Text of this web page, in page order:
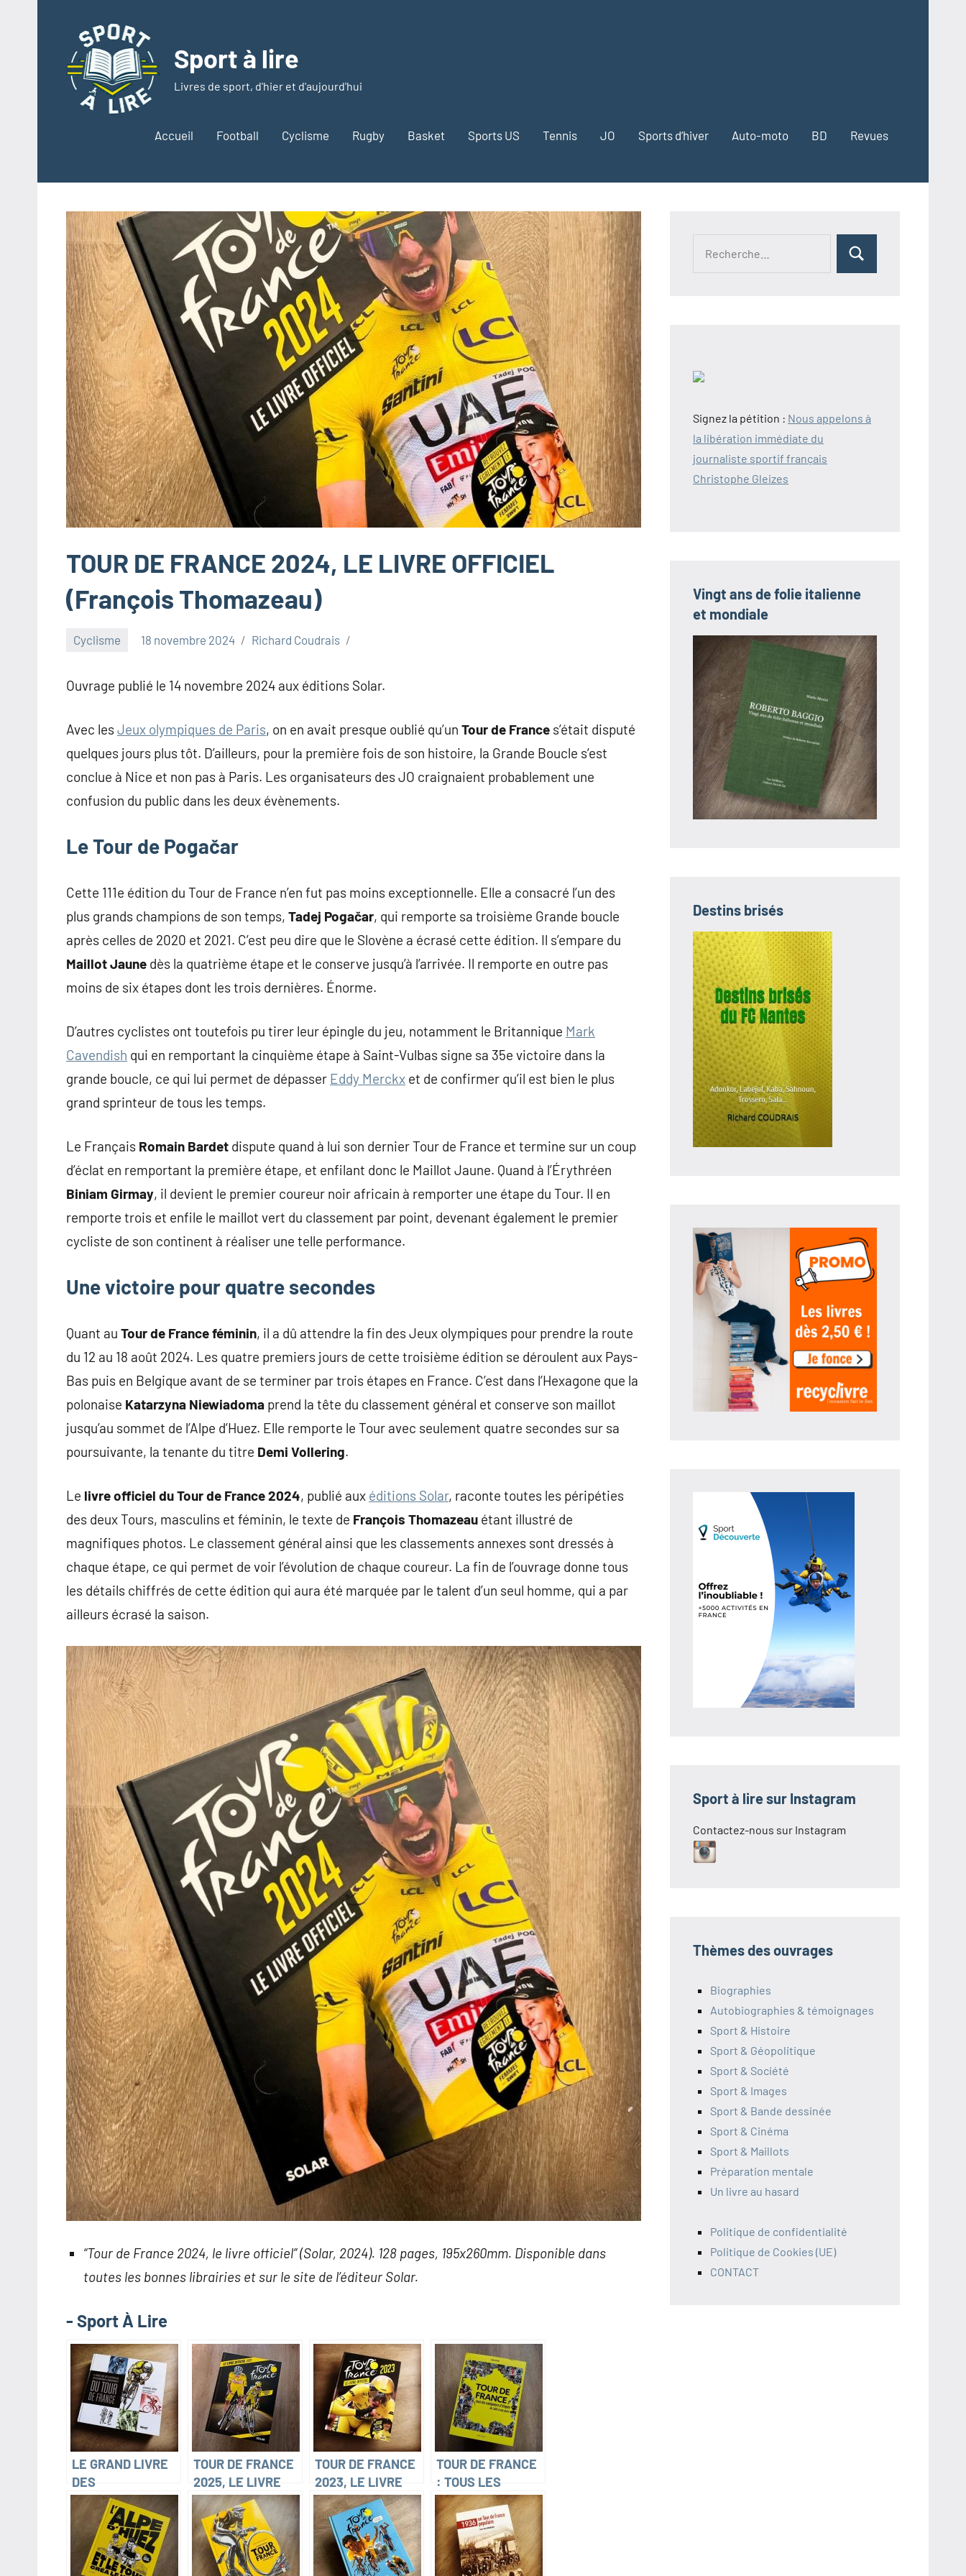
contenu
Sport à lire
Livres de sport, d'hier et d'aujourd'hui
Accueil Football Cyclisme Rugby Basket Sports US Tennis JO Sports d’hiver Auto-moto BD Revues
TOUR DE FRANCE 2024, LE LIVRE OFFICIEL
(François Thomazeau)
Cyclisme 18 novembre 2024 Richard Coudrais
Ouvrage publié le 14 novembre 2024 aux éditions Solar.
Avec lesJeux olympiques de Paris, on en avait presque oublié qu’un Tour de France s’était disputé
quelques jours plus tôt. D’ailleurs, pour la première fois de son histoire, la Grande Boucle s’est
conclue à Nice et non pas à Paris. Les organisateurs des JO craignaient probablement une
confusion du public dans les deux évènements.
Le Tour de Pogačar
Cette 111e édition du Tour de France n’en fut pas moins exceptionnelle. Elle a consacré l’un des
plus grands champions de son temps, Tadej Pogačar, qui remporte sa troisième Grande boucle
après celles de 2020 et 2021. C’est peu dire que le Slovène a écrasé cette édition. Il s’empare du
Maillot Jaune dès la quatrième étape et le conserve jusqu’à l’arrivée. Il remporte en outre pas
moins de six étapes dont les trois dernières. Énorme.
D’autres cyclistes ont toutefois pu tirer leur épingle du jeu, notamment le Britannique Mark
Cavendish qui en remportant la cinquième étape à Saint-Vulbas signe sa 35e victoire dans la
grande boucle, ce qui lui permet de dépasser Eddy Merckx et de confirmer qu’il est bien le plus
grand sprinteur de tous les temps.
Le Français Romain Bardet dispute quand à lui son dernier Tour de France et termine sur un coup
d’éclat en remportant la première étape, et enfilant donc le Maillot Jaune. Quand à l’Érythréen
Biniam Girmay, il devient le premier coureur noir africain à remporter une étape du Tour. Il en
remporte trois et enfile le maillot vert du classement par point, devenant également le premier
cycliste de son continent à réaliser une telle performance.
Une victoire pour quatre secondes
Quant au Tour de France féminin, il a dû attendre la fin des Jeux olympiques pour prendre la route
du 12 au 18 août 2024. Les quatre premiers jours de cette troisième édition se déroulent aux Pays-
Bas puis en Belgique avant de se terminer par trois étapes en France. C’est dans l’Hexagone que la
polonaise Katarzyna Niewiadoma prend la tête du classement général et conserve son maillot
jusqu’au sommet de l’Alpe d’Huez. Elle remporte le Tour avec seulement quatre secondes sur sa
poursuivante, la tenante du titre Demi Vollering.
Le livre officiel du Tour de France 2024, publié aux éditions Solar, raconte toutes les péripéties
des deux Tours, masculins et féminin, le texte de François Thomazeau étant illustré de
magnifiques photos. Le classement général ainsi que les classements annexes sont dressés à
chaque étape, ce qui permet de voir l’évolution de chaque coureur. La fin de l’ouvrage donne tous
les détails chiffrés de cette édition qui aura été marquée par le talent d’un seul homme, qui a par
ailleurs écrasé la saison.
“Tour de France 2024, le livre officiel” (Solar, 2024). 128 pages, 195x260mm. Disponible dans
toutes les bonnes librairies et sur le site de l’éditeur Solar.
- Sport À Lire
LE GRAND LIVRE
DES
ILLUSTRATEURS,
DESSINATEURS
ET
CARICATURISTES
DU TOUR DE
TOUR DE FRANCE
2025, LE LIVRE
OFFICIEL
(François
Thomazeau)
TOUR DE FRANCE
2023, LE LIVRE
OFFICIEL
(François
Thomazeau)
TOUR DE FRANCE
: TOUS LES
VAINQUEURS
D’ÉTAPES DE 1903
À NOS JOURS
(Jérôme Bergot)
Rechercher
Signez la pétition : Nous appelons à
la libération immédiate du
journaliste sportif français
Christophe Gleizes
Vingt ans de folie italienne
et mondiale
Destins brisés
Sport à lire sur Instagram
Contactez-nous sur Instagram
Thèmes des ouvrages
Biographies
Autobiographies & témoignages
Sport & Histoire
Sport & Géopolitique
Sport & Société
Sport & Images
Sport & Bande dessinée
Sport & Cinéma
Sport & Maillots
Préparation mentale
Un livre au hasard
Politique de confidentialité
Politique de Cookies (UE)
CONTACT